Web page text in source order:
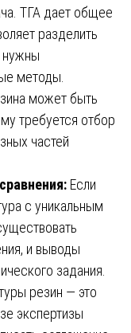
ТГА дает общее
разделить
нужны
методы.
может быть
требуется отбор
частей
Если
с уникальным
и выводы
задания.
резин — это
экспертизы